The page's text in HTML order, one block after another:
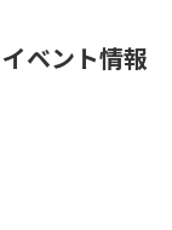
イベント情報